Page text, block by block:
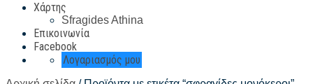
Χάρτης
Sfragides Athina
Επικοινωνία
Facebook
Λογαριασμός μου